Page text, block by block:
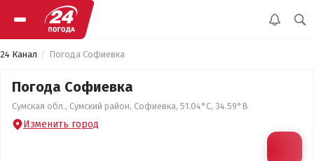
24 Канал Погода Софиевка
Погода Софиевка
Сумская обл., Сумский район, Софиевка, 51.04°С, 34.59°В
Изменить город